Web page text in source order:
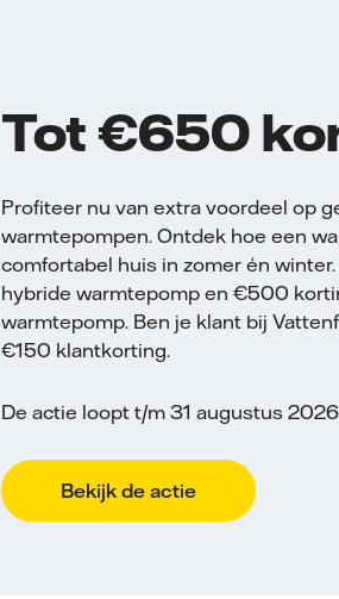
Tot €650
Profiteer nu van extra voordeel op
warmtepompen. Ontdek hoe een
comfortabel huis in zomer én
hybride warmtepomp en €500
warmtepomp. Ben je klant bij
€150 klantkorting.
De actie loopt t/m 31 augustus
Bekijk de actie